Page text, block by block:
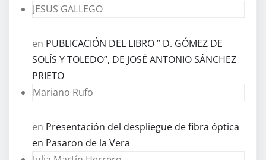
JESUS GALLEGO
en PUBLICACIÓN DEL LIBRO ” D. GÓMEZ DE
SOLÍS Y TOLEDO”, DE JOSÉ ANTONIO SÁNCHEZ
PRIETO
Mariano Rufo
en Presentación del despliegue de fibra óptica
en Pasaron de la Vera